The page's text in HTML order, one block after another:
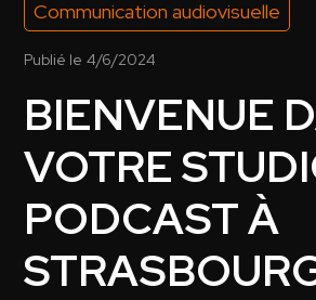
Communication audiovisuelle
Publié le 4/6/2024
BIENVENUE
VOTRE
PODCAST À